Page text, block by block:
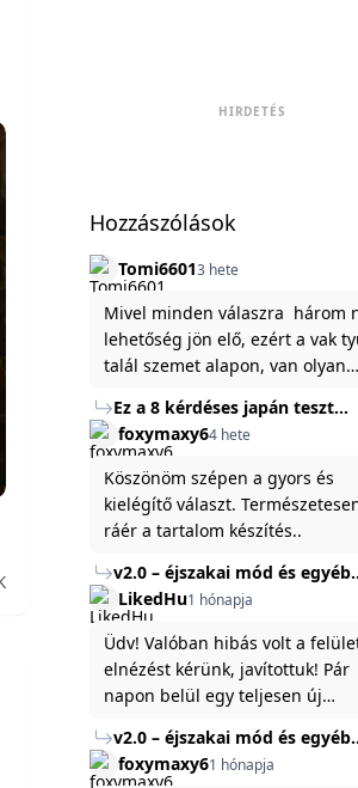
HIRDETÉS
Hozzászólások
Tomi66013 hete
Mivel minden válaszra három
lehetőség jön elő, ezért a vak
talál szemet alapon, van olyan
Ez a 8 kérdéses japán teszt
hibátlanul feltárja az igazságot
rólad
foxymaxy64 hete
Köszönöm szépen a gyors és
kielégítő választ.
ráér a tartalom készítés..
v2.0 – éjszakai mód és egyéb
fejlesztések
LikedHu1 hónapja
Üdv! Valóban hibás volt a
elnézést kérünk, javítottuk! Pár
napon belül egy teljesen új
weboldal legújabb, 3.0-ás
és vélhetően ez zavart be
v2.0 – éjszakai mód és egyéb
fejlesztések
foxymaxy61 hónapja